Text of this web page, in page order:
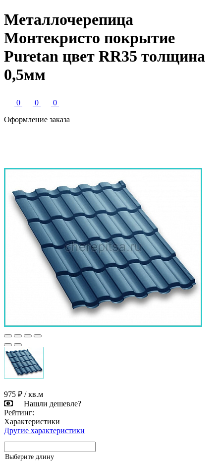
Металлочерепица
Монтекристо покрытие
Puretan цвет RR35 толщина
0,5мм
0 0
0
Оформление заказа
975 ₽ / кв.м
Нашли дешевле?
Рейтинг:
Характеристики
Другие характеристики
Выберите длину